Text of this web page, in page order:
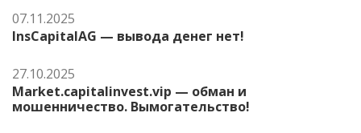
07.11.2025
InsCapitalAG — вывода денег нет!
27.10.2025
Market.capitalinvest.vip — обман и
мошенничество. Вымогательство!